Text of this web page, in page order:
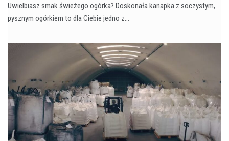
Uwielbiasz smak świeżego ogórka? Doskonała kanapka z soczystym,
pysznym ogórkiem to dla Ciebie jedno z…